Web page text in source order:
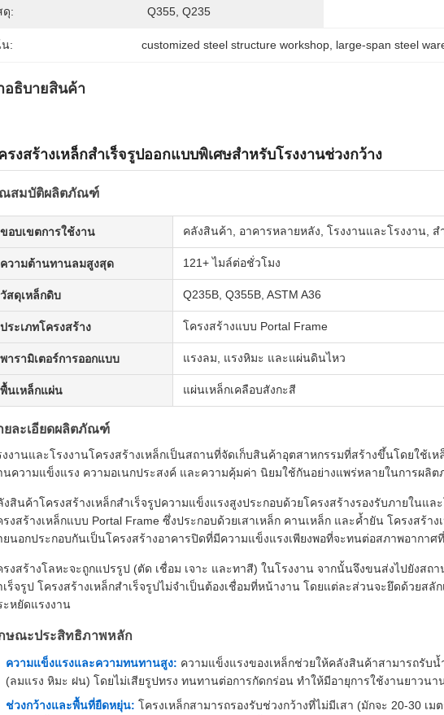
ดุ: Q355, Q235
น: customized steel structure workshop large-span steel
อธิบายสินค้า
รงสร้างเหล็กสำเร็จรูปออกแบบพิเศษสำหรับโรงงานช่วงกว้าง
สมบัติผลิตภัณฑ์
ขอบเขตการใช้งาน คลังสินค้า, อาคารหลายหลัง, โรงงานและโรงงาน, ส
ความต้านทานลมสูงสุด 121+ ไมล์ต่อชั่วโมง
วัสดุเหล็กดิบ Q235B, Q355B, ASTM A36
ประเภทโครงสร้าง โครงสร้างแบบ Portal Frame
พารามิเตอร์การออกแบบ แรงลม, แรงหิมะ และแผ่นดินไหว
พื้นเหล็กแผ่น แผ่นเหล็กเคลือบสังกะสี
ยละเอียดผลิตภัณฑ์
งงานและโรงงานโครงสร้างเหล็กเป็นสถานที่จัดเก็บสินค้าอุตสาหกรรมที่สร้างขึ้นโดยใช้เ
นความแข็งแรง ความอเนกประสงค์ และความคุ้มค่า นิยมใช้กันอย่างแพร่หลายในการผลิ
งสินค้าโครงสร้างเหล็กสำเร็จรูปความแข็งแรงสูงประกอบด้วยโครงสร้างรองรับภายในแล
รงสร้างเหล็กแบบ Portal Frame ซึ่งประกอบด้วยเสาเหล็ก คานเหล็ก และค้ำยัน โครงสร้า
ยนอกประกอบกันเป็นโครงสร้างอาคารปิดที่มีความแข็งแรงเพียงพอที่จะทนต่อสภาพอากา
รงสร้างโลหะจะถูกแปรรูป (ตัด เชื่อม เจาะ และทาสี) ในโรงงาน จากนั้นจึงขนส่งไปยังสถา
เร็จรูป โครงสร้างเหล็กสำเร็จรูปไม่จำเป็นต้องเชื่อมที่หน้างาน โดยแต่ละส่วนจะยึดด้วยสลั
ะหยัดแรงงาน
ษณะประสิทธิภาพหลัก
ความแข็งแรงและความทนทานสูง: ความแข็งแรงของเหล็กช่วยให้คลังสินค้าสามารถรับ
(ลมแรง หิมะ ฝน) โดยไม่เสียรูปทรง ทนทานต่อการกัดกร่อน ทำให้มีอายุการใช้งานยาวนา
ช่วงกว้างและพื้นที่ยืดหยุ่น: โครงเหล็กสามารถรองรับช่วงกว้างที่ไม่มีเสา (มักจะ 20-30 เ